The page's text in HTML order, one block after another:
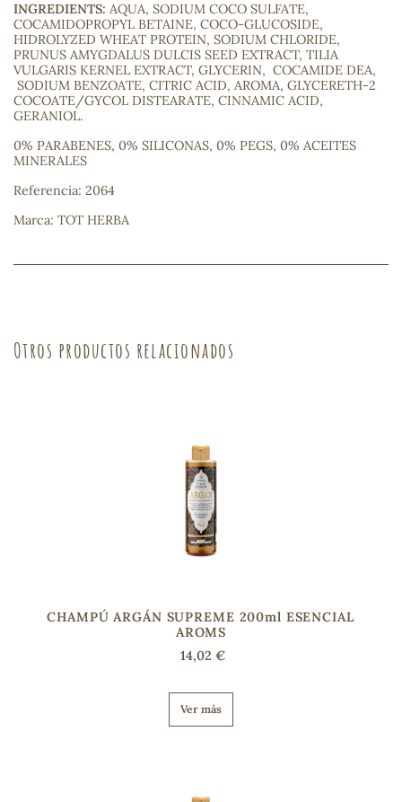
INGREDIENTS: AQUA, SODIUM COCO SULFATE,
COCAMIDOPROPYL BETAINE, COCO-GLUCOSIDE,
HIDROLYZED WHEAT PROTEIN, SODIUM CHLORIDE,
PRUNUS AMYGDALUS DULCIS SEED EXTRACT, TILIA
VULGARIS KERNEL EXTRACT, GLYCERIN, COCAMIDE DEA,
SODIUM BENZOATE, CITRIC ACID, AROMA, GLYCERETH-2
COCOATE/GYCOL DISTEARATE, CINNAMIC ACID,
GERANIOL.
0% PARABENES, 0% SILICONAS, 0% PEGS, 0% ACEITES
MINERALES
Referencia: 2064
Marca: TOT HERBA
Otros productos relacionados
CHAMPÚ ARGÁN SUPREME 200ml ESENCIAL
AROMS
14,02 €
Ver más